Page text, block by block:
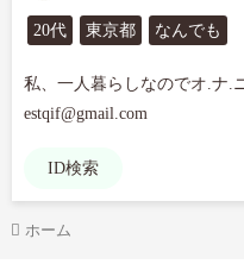
20代 東京都 なんでも
私、一人暮らしなのでオ.ナ.
ID検索
ホーム